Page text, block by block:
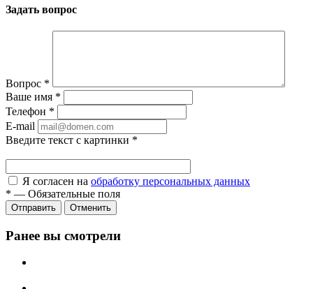
Задать вопрос
Вопрос *
Ваше имя *
Телефон *
E-mail
Введите текст с картинки *
Я согласен на обработку персональных данных
* — Обязательные поля
Отправить Отменить
Ранее вы смотрели